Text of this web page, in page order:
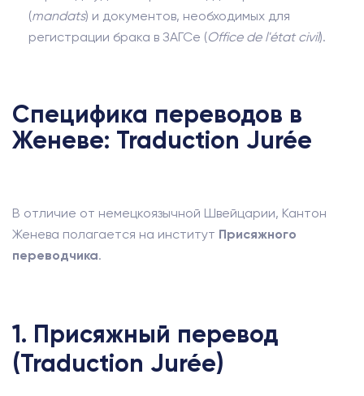
(mandats) и документов, необходимых для
регистрации брака в ЗАГСе (Office de l'état civil).
Специфика переводов в
Женеве: Traduction Jurée
В отличие от немецкоязычной Швейцарии, Кантон
Женева полагается на институт Присяжного
переводчика.
1. Присяжный перевод
(Traduction Jurée)